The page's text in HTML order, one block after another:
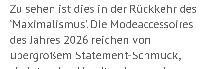
Zu sehen ist dies in der Rückkehr des
‘Maximalismus’. Die Modeaccessoires
des Jahres 2026 reichen von
übergroßem Statement-Schmuck,